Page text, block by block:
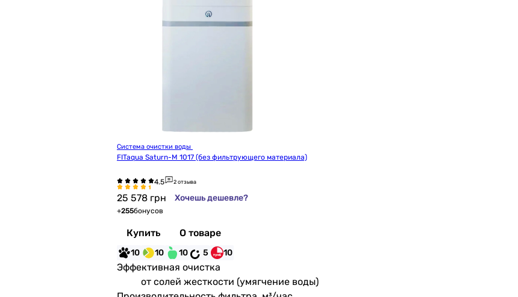
FITaqua Saturn-M 1017 (без фильтрующего материала)
2 отзыва
25 578 грн Хочешь дешевле?
+255бонусов
Купить О товаре
10 10 10 5 10
Эффективная очистка
от солей жесткости (умягчение воды)